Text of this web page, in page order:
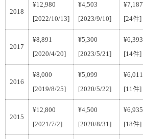
2018
¥12,980
[2022/10/13]
¥4,503
[2023/9/10]
¥7,187
[24件]
2017
¥8,891
[2020/4/20]
¥5,300
[2023/5/21]
¥6,393
[14件]
2016
¥8,000
[2019/8/25]
¥5,099
[2020/5/22]
¥6,011
[11件]
2015
¥12,800
[2021/7/2]
¥4,500
[2020/8/31]
¥6,935
[18件]